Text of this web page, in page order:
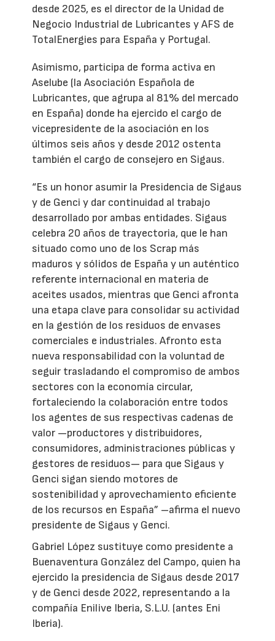
desde 2025, es el director de la Unidad de
Negocio Industrial de Lubricantes y AFS de
TotalEnergies para España y Portugal.
Asimismo, participa de forma activa en
Aselube (la Asociación Española de
Lubricantes, que agrupa al 81% del mercado
en España) donde ha ejercido el cargo de
vicepresidente de la asociación en los
últimos seis años y desde 2012 ostenta
también el cargo de consejero en Sigaus.
“Es un honor asumir la Presidencia de Sigaus
y de Genci y dar continuidad al trabajo
desarrollado por ambas entidades. Sigaus
celebra 20 años de trayectoria, que le han
situado como uno de los Scrap más
maduros y sólidos de España y un auténtico
referente internacional en materia de
aceites usados, mientras que Genci afronta
una etapa clave para consolidar su actividad
en la gestión de los residuos de envases
comerciales e industriales. Afronto esta
nueva responsabilidad con la voluntad de
seguir trasladando el compromiso de ambos
sectores con la economía circular,
fortaleciendo la colaboración entre todos
los agentes de sus respectivas cadenas de
valor —productores y distribuidores,
consumidores, administraciones públicas y
gestores de residuos— para que Sigaus y
Genci sigan siendo motores de
sostenibilidad y aprovechamiento eficiente
de los recursos en España” –afirma el nuevo
presidente de Sigaus y Genci.
Gabriel López sustituye como presidente a
Buenaventura González del Campo, quien ha
ejercido la presidencia de Sigaus desde 2017
y de Genci desde 2022, representando a la
compañía Enilive Iberia, S.L.U. (antes Eni
Iberia).